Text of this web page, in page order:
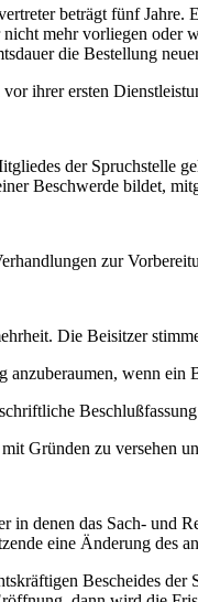
beträgt fünf Jahre.
mehr vorliegen
die Bestellung
ihrer ersten
der Spruchstelle
Beschwerde bildet,
zur
Die Beisitzer
wenn ein
Gründen zu versehen
in denen das Sach- und
eine Änderung des
Bescheides